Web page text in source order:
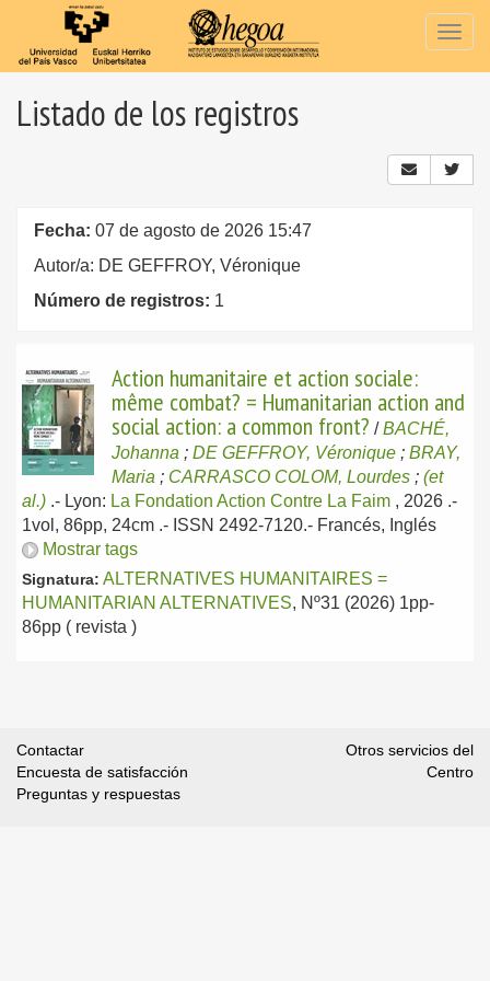
Listado de los registros
Fecha: 07 de agosto de 2026 15:47
Autor/a: DE GEFFROY, Véronique
Número de registros: 1
Action humanitaire et action sociale:
même combat? = Humanitarian action and
social action: a common front? /BACHÉ,
Johanna ; DE GEFFROY, Véronique ; BRAY,
Maria ; CARRASCO COLOM, Lourdes ; (et
al.) .- Lyon: La Fondation Action Contre La Faim , 2026 .-
1vol, 86pp, 24cm .- ISSN 2492-7120.- Francés, Inglés
Mostrar tags
Signatura: ALTERNATIVES HUMANITAIRES =
HUMANITARIAN ALTERNATIVES, Nº31 (2026) 1pp-
86pp ( revista )
Contactar
Encuesta de satisfacción
Preguntas y respuestas
Otros servicios del
Centro